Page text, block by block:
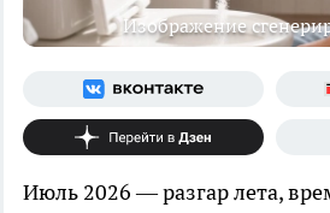
Изображение
Июль 2026 — разгар лета,